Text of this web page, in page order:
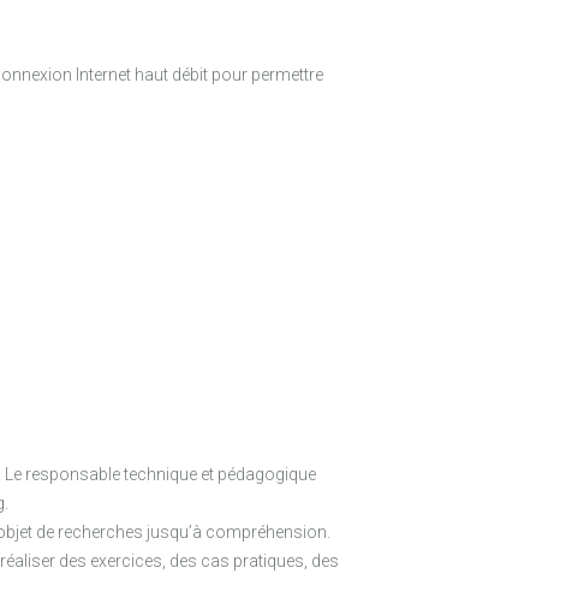
Internet haut débit pour permettre
responsable technique et pédagogique
de recherches jusqu’à compréhension.
des exercices, des cas pratiques, des